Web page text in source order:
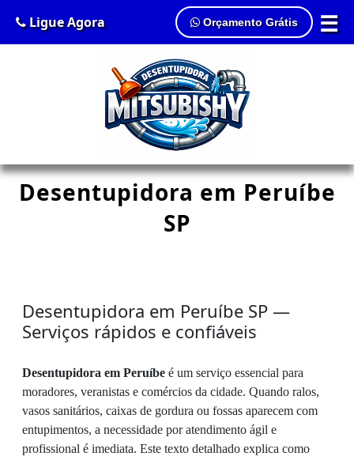
☰
Ligue Agora Orçamento Grátis
Desentupidora em Peruíbe
SP
Desentupidora em Peruíbe SP —
Serviços rápidos e confiáveis
Desentupidora em Peruíbe é um serviço essencial para
moradores, veranistas e comércios da cidade. Quando ralos,
vasos sanitários, caixas de gordura ou fossas aparecem com
entupimentos, a necessidade por atendimento ágil e
profissional é imediata. Este texto detalhado explica como